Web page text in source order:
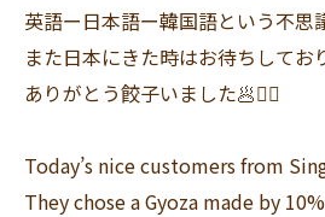
英語ー日本語ー韓国語という不思
また日本にきた時はお待ちしてお
ありがとう餃子いました🥟🙇‍♀️
Today’s nice customers from
They chose a Gyoza made by